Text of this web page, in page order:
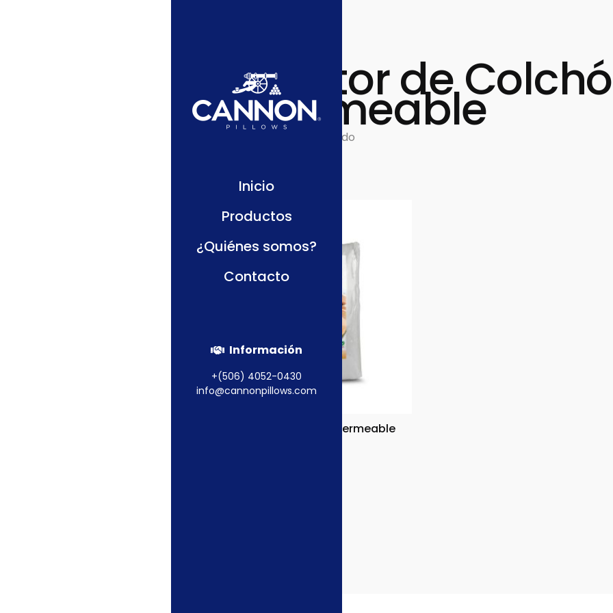
Inicio
Productos
¿Quiénes somos?
Contacto
Información
+(506) 4052-0430
info@cannonpillows.com
Protector de
Impermeable
Mostrando el único resultado
Protector de Colchón Impermeable